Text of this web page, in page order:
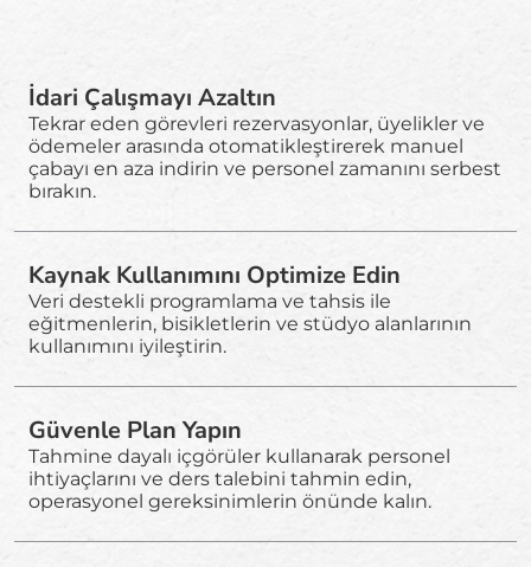
İdari Çalışmayı Azaltın
Tekrar eden görevleri rezervasyonlar, üyelikler ve
ödemeler arasında otomatikleştirerek manuel
çabayı en aza indirin ve personel zamanını serbest
bırakın.
Kaynak Kullanımını Optimize Edin
Veri destekli programlama ve tahsis ile
eğitmenlerin, bisikletlerin ve stüdyo alanlarının
kullanımını iyileştirin.
Güvenle Plan Yapın
Tahmine dayalı içgörüler kullanarak personel
ihtiyaçlarını ve ders talebini tahmin edin,
operasyonel gereksinimlerin önünde kalın.